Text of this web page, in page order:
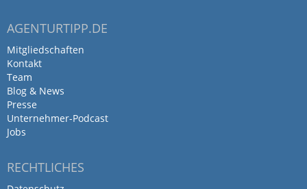
AGENTURTIPP.DE
Mitgliedschaften
Kontakt
Team
Blog & News
Presse
Unternehmer-Podcast
Jobs
RECHTLICHES